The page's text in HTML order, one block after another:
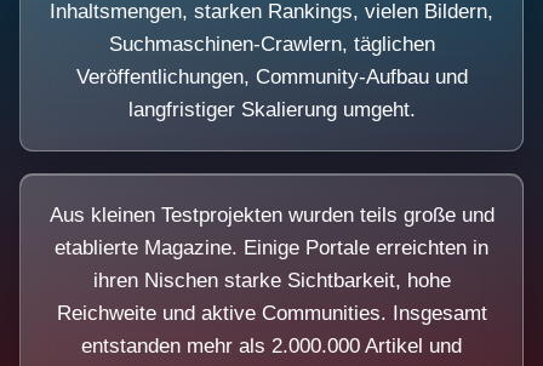
Inhaltsmengen, starken Rankings, vielen Bildern,
Suchmaschinen-Crawlern, täglichen
Veröffentlichungen, Community-Aufbau und
langfristiger Skalierung umgeht.
Aus kleinen Testprojekten wurden teils große und
etablierte Magazine. Einige Portale erreichten in
ihren Nischen starke Sichtbarkeit, hohe
Reichweite und aktive Communities. Insgesamt
entstanden mehr als 2.000.000 Artikel und